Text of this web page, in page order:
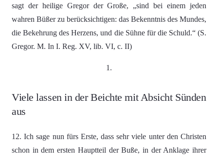
sagt der heilige Gregor der Große, „sind bei einem jeden
wahren Büßer zu berücksichtigen: das Bekenntnis des Mundes,
die Bekehrung des Herzens, und die Sühne für die Schuld.“ (S.
Gregor. M. In I. Reg. XV, lib. VI, c. II)
1.
Viele lassen in der Beichte mit Absicht Sünden
aus
12. Ich sage nun fürs Erste, dass sehr viele unter den Christen
schon in dem ersten Hauptteil der Buße, in der Anklage ihrer